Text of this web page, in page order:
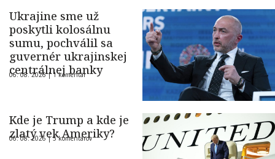
Ukrajine sme už
poskytli kolosálnu
sumu, pochválil sa
guvernér ukrajinskej
centrálnej banky
06. 08. 2026 |1 komentár
Kde je Trump a kde je
zlatý vek Ameriky?
06. 08. 2026 |5 komentárov